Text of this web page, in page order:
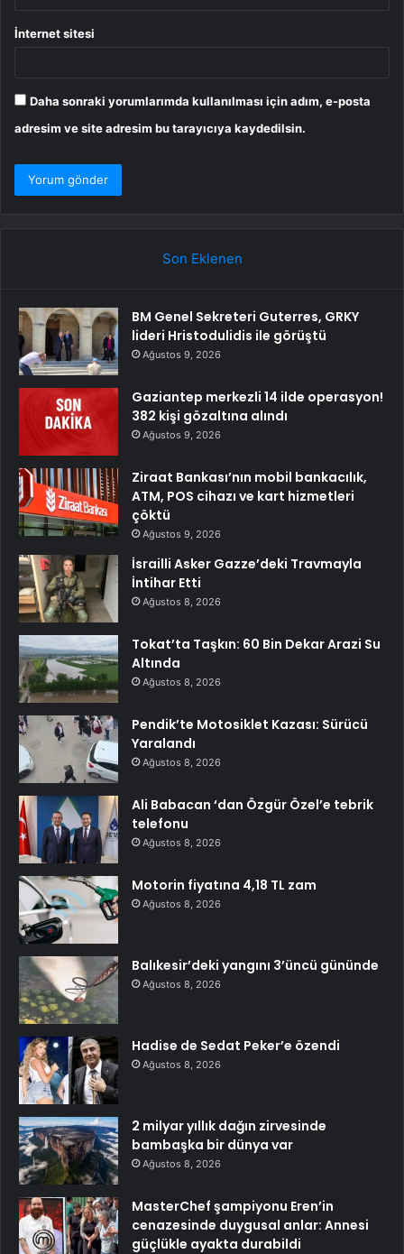
İnternet sitesi
Daha sonraki yorumlarımda kullanılması için adım, e-posta
adresim ve site adresim bu tarayıcıya kaydedilsin.
Son Eklenen
BM Genel Sekreteri Guterres, GRKY
lideri Hristodulidis ile görüştü
Ağustos 9, 2026
Gaziantep merkezli 14 ilde operasyon!
382 kişi gözaltına alındı
Ağustos 9, 2026
Ziraat Bankası’nın mobil bankacılık,
ATM, POS cihazı ve kart hizmetleri
çöktü
Ağustos 9, 2026
İsrailli Asker Gazze’deki Travmayla
İntihar Etti
Ağustos 8, 2026
Tokat’ta Taşkın: 60 Bin Dekar Arazi Su
Altında
Ağustos 8, 2026
Pendik’te Motosiklet Kazası: Sürücü
Yaralandı
Ağustos 8, 2026
Ali Babacan ‘dan Özgür Özel’e tebrik
telefonu
Ağustos 8, 2026
Motorin fiyatına 4,18 TL zam
Ağustos 8, 2026
Balıkesir’deki yangını 3’üncü gününde
Ağustos 8, 2026
Hadise de Sedat Peker’e özendi
Ağustos 8, 2026
2 milyar yıllık dağın zirvesinde
bambaşka bir dünya var
Ağustos 8, 2026
MasterChef şampiyonu Eren’in
cenazesinde duygusal anlar: Annesi
güçlükle ayakta durabildi